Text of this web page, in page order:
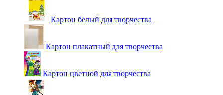
Картон белый для творчества
Картон плакатный для творчества
Картон цветной для творчества